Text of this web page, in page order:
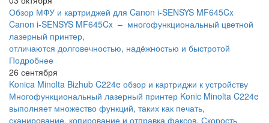
Обзор МФУ и картриджей для Canon i-SENSYS MF645Cx
Canon i-SENSYS MF645Cx – многофункциональный цветной
лазерный принтер,
отличаются долговечностью, надёжностью и быстротой
Подробнее
26 сентября
Konica Minolta Bizhub C224e обзор и картриджи к устройству
Многофункциональный лазерный принтер Konic Minolta C224e
выполняет множество функций, таких как печать,
сканирование, копирование и отправка факсов. Скорость